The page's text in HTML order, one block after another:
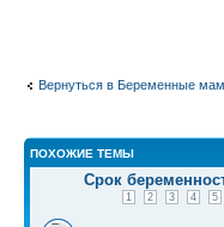
Вернуться в Беременные
ПОХОЖИЕ ТЕМЫ
Срок
1 2 3 4 5